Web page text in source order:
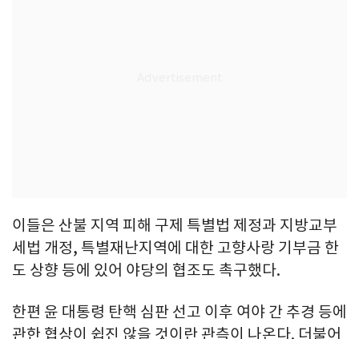
이들은 산불 지역 피해 구제 특별법 제정과 지방교부
세법 개정, 특별재난지역에 대한 고향사랑 기부금 한
도 상향 등에 있어 야당의 협조도 촉구했다.
한편 윤 대통령 탄핵 심판 선고 이후 여야 간 추경 등에
관한 협상이 쉽진 않을 것이란 관측이 나온다. 더불어